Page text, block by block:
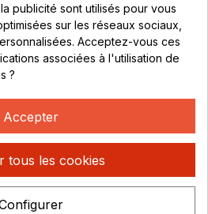
au vendredi :
8h - 16h
sur Rendez-vous
78 37 00 68
publicité sont utilisés pour vous
sur les réseaux sociaux,
Acceptez-vous ces
associées à l'utilisation de
?
Accepter
tous les cookies